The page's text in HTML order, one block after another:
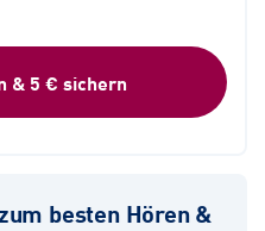
& 5 € sichern
besten Hören &